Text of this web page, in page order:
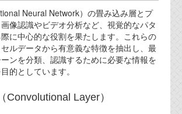
Neural Network）の畳み込み層とプ
像認識やビデオ分析など、視覚的なパタ
に中心的な役割を果たします。これらの
ルデータから有意義な特徴を抽出し、最
ンを分類、認識するために必要な情報を
的としています。
Convolutional Layer）